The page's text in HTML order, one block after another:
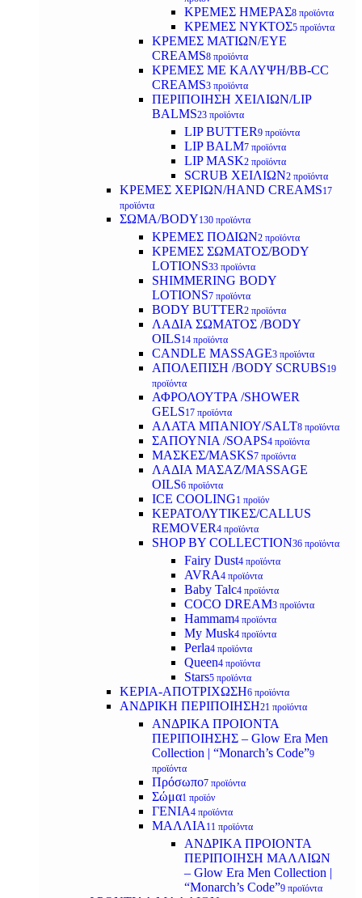
ΚΡΕΜΕΣ ΗΜΕΡΑΣ8 προϊόντα
ΚΡΕΜΕΣ ΝΥΚΤΟΣ5 προϊόντα
ΚΡΕΜΕΣ ΜΑΤΙΩΝ/EYE
CREAMS8 προϊόντα
ΚΡΕΜΕΣ ΜΕ ΚΑΛΥΨΗ/BB-CC
CREAMS3 προϊόντα
ΠΕΡΙΠΟΙΗΣΗ ΧΕΙΛΙΩΝ/LIP
BALMS23 προϊόντα
LIP BUTTER9 προϊόντα
LIP BALM7 προϊόντα
LIP MASK2 προϊόντα
SCRUB ΧΕΙΛΙΩΝ2 προϊόντα
ΚΡΕΜΕΣ ΧΕΡΙΩΝ/HAND CREAMS17
προϊόντα
ΣΩΜΑ/BODY130 προϊόντα
ΚΡΕΜΕΣ ΠΟΔΙΩΝ2 προϊόντα
ΚΡΕΜΕΣ ΣΩΜΑΤΟΣ/BODY
LOTIONS33 προϊόντα
SHIMMERING BODY
LOTIONS7 προϊόντα
BODY BUTTER2 προϊόντα
ΛΑΔΙΑ ΣΩΜΑΤΟΣ /BODY
OILS14 προϊόντα
CANDLE MASSAGE3 προϊόντα
ΑΠΟΛΕΠΙΣΗ /BODY SCRUBS19
προϊόντα
ΑΦΡΟΛΟΥΤΡΑ /SHOWER
GELS17 προϊόντα
ΑΛΑΤΑ ΜΠΑΝΙΟΥ/SALT8 προϊόντα
ΣΑΠΟΥΝΙΑ /SOAPS4 προϊόντα
ΜΑΣΚΕΣ/MASKS7 προϊόντα
ΛΑΔΙΑ ΜΑΣΑΖ/MASSAGE
OILS6 προϊόντα
ICE COOLING1 προϊόν
ΚΕΡΑΤΟΛΥΤΙΚΕΣ/CALLUS
REMOVER4 προϊόντα
SHOP BY COLLECTION36 προϊόντα
Fairy Dust4 προϊόντα
AVRA4 προϊόντα
Baby Talc4 προϊόντα
COCO DREAM3 προϊόντα
Hammam4 προϊόντα
My Musk4 προϊόντα
Perla4 προϊόντα
Queen4 προϊόντα
Stars5 προϊόντα
ΚΕΡΙΑ-ΑΠΟΤΡΙΧΩΣΗ6 προϊόντα
ΑΝΔΡΙΚΗ ΠΕΡΙΠΟΙΗΣΗ21 προϊόντα
ΑΝΔΡΙΚΑ ΠΡΟΙΟΝΤΑ
ΠΕΡΙΠΟΙΗΣΗΣ – Glow Era Men
Collection | “Monarch’s Code”9
προϊόντα
Πρόσωπο7 προϊόντα
Σώμα1 προϊόν
ΓΕΝΙΑ4 προϊόντα
ΜΑΛΛΙΑ 11 προϊόντα
ΑΝΔΡΙΚΑ ΠΡΟΙΟΝΤΑ
ΠΕΡΙΠΟΙΗΣΗ ΜΑΛΛΙΩΝ
– Glow Era Men Collection |
“Monarch’s Code”9 προϊόντα